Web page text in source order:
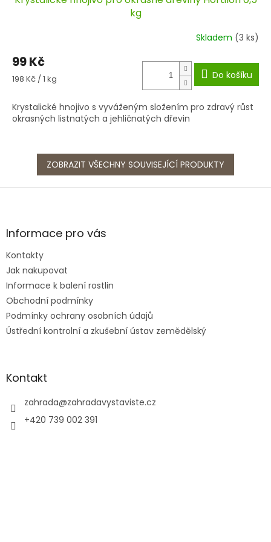
kg
Skladem (3 ks)
99 Kč
Měrná
198 Kč / 1 kg Do košíku
Krystalické hnojivo s vyváženým složením pro zdravý růst
okrasných listnatých a jehličnatých dřevin
ZOBRAZIT VŠECHNY SOUVISEJÍCÍ PRODUKTY
Z
aInformace pro vás
Kontakty
Jak nakupovat
Informace k balení rostlin
Obchodní podmínky
Podmínky ochrany osobních údajů
Ústřední kontrolní a zkušební ústav zemědělský
Kontakt
zahrada@zahradavystaviste.cz
+420 739 002 391